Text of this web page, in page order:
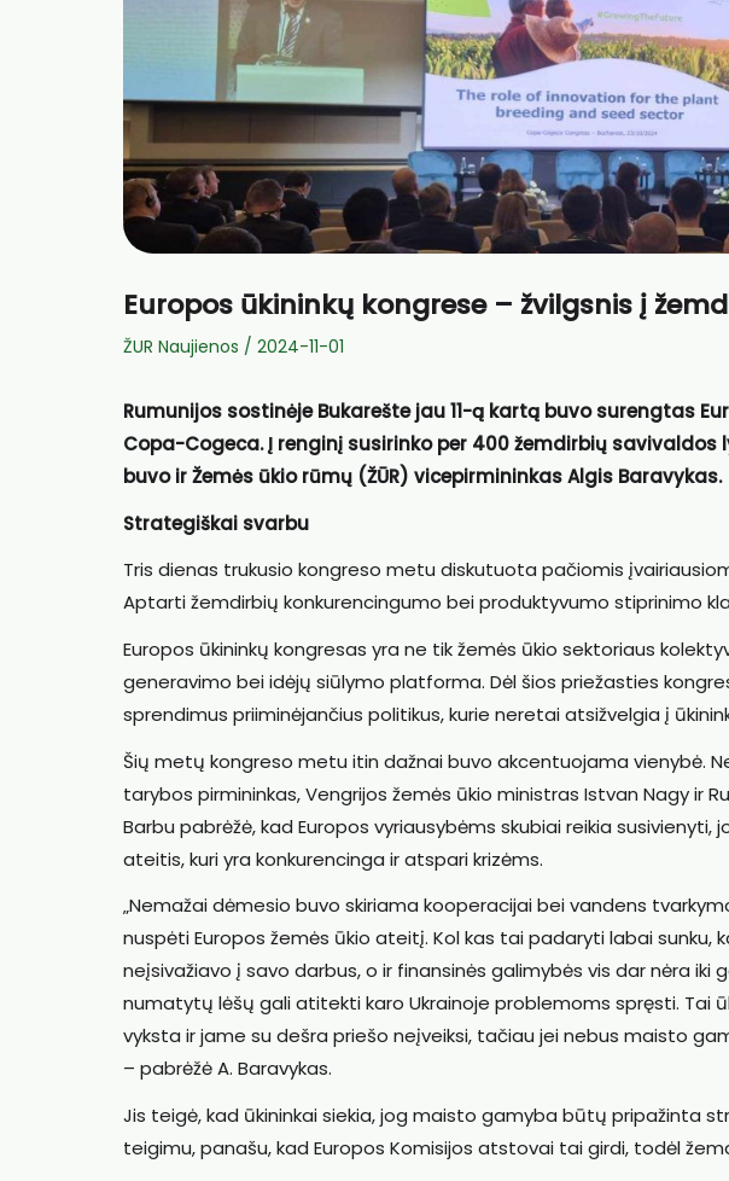
Europos ūkininkų kongrese – žvilgsnis į
ŽUR Naujienos / 2024-11-01
Rumunijos sostinėje Bukarešte jau 11-ą kartą buvo surengtas
Copa-Cogeca. Į renginį susirinko per 400 žemdirbių savivaldos
buvo ir Žemės ūkio rūmų (ŽŪR) vicepirmininkas Algis Baravykas.
Strategiškai svarbu
Tris dienas trukusio kongreso metu diskutuota pačiomis
Aptarti žemdirbių konkurencingumo bei produktyvumo stiprinimo
Europos ūkininkų kongresas yra ne tik žemės ūkio sektoriaus
generavimo bei idėjų siūlymo platforma. Dėl šios priežasties
sprendimus priiminėjančius politikus, kurie neretai atsižvelgia į
Šių metų kongreso metu itin dažnai buvo akcentuojama vienybė.
tarybos pirmininkas, Vengrijos žemės ūkio ministras Istvan Nagy ir
Barbu pabrėžė, kad Europos vyriausybėms skubiai reikia
ateitis, kuri yra konkurencinga ir atspari krizėms.
„Nemažai dėmesio buvo skiriama kooperacijai bei vandens
nuspėti Europos žemės ūkio ateitį. Kol kas tai padaryti labai sunku,
neįsivažiavo į savo darbus, o ir finansinės galimybės vis dar nėra iki
numatytų lėšų gali atitekti karo Ukrainoje problemoms spręsti. Tai
vyksta ir jame su dešra priešo neįveiksi, tačiau jei nebus maisto
– pabrėžė A. Baravykas.
Jis teigė, kad ūkininkai siekia, jog maisto gamyba būtų pripažinta
teigimu, panašu, kad Europos Komisijos atstovai tai girdi, todėl